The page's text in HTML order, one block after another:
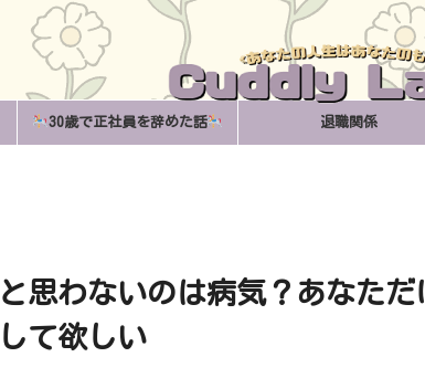
30歳で正社員を辞めた話 退職関係
思わないのは病気？あなただ
て欲しい